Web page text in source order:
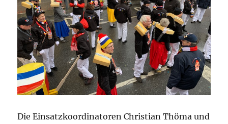
Die Einsatzkoordinatoren Christian Thöma und